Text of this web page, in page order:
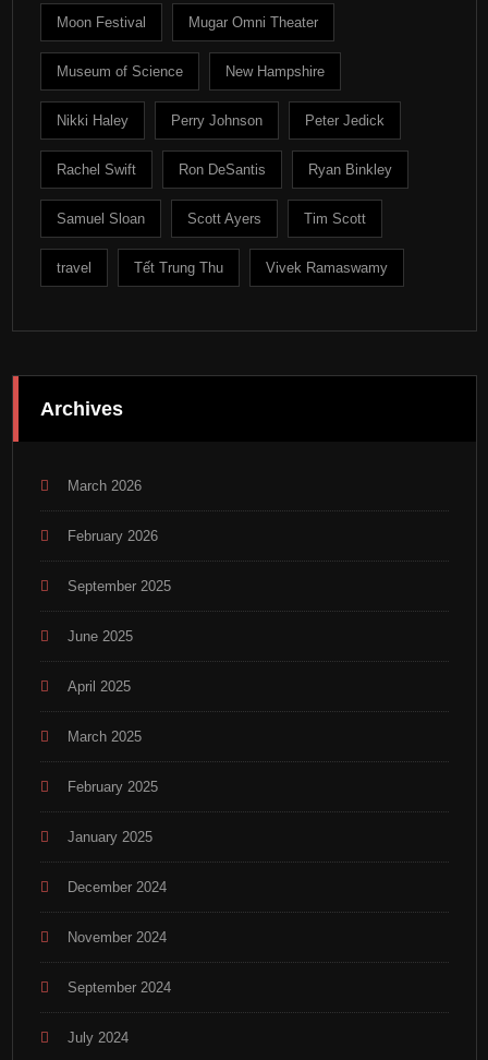
Moon Festival Mugar Omni Theater
Museum of Science New Hampshire
Nikki Haley Perry Johnson Peter Jedick
Rachel Swift Ron DeSantis Ryan Binkley
Samuel Sloan Scott Ayers Tim Scott
travel Tết Trung Thu Vivek Ramaswamy
Archives
March 2026
February 2026
September 2025
June 2025
April 2025
March 2025
February 2025
January 2025
December 2024
November 2024
September 2024
July 2024